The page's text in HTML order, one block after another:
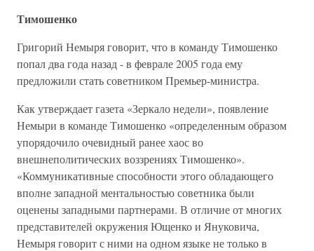
Тимошенко
Григорий Немыря говорит, что в команду Тимошенко
попал два года назад - в феврале 2005 года ему
предложили стать советником Премьер-министра.
Как утверждает газета «Зеркало недели», появление
Немыри в команде Тимошенко «определенным образом
упорядочило очевидный ранее хаос во
внешнеполитических воззрениях Тимошенко».
«Коммуникативные способности этого обладающего
вполне западной ментальностью советника были
оценены западными партнерами. В отличие от многих
представителей окружения Ющенко и Януковича,
Немыря говорит с ними на одном языке не только в